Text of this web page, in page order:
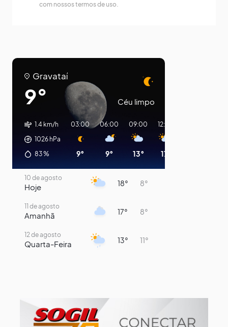
com nossos termos de uso.
Gravataí
9° Céu limpo
1.4 km/h
1026 hPa
83%
03:00
9°
06:00
9°
09:00
13°
12:00
17°
10 de agosto
Hoje 18° 8°
11 de agosto
Amanhã 17° 8°
12 de agosto
Quarta-Feira 13° 11°
15 de agosto